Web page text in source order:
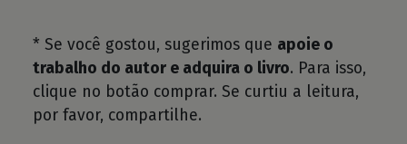
* Se você gostou, sugerimos que apoie o
trabalho do autor e adquira o livro. Para isso,
clique no botão comprar. Se curtiu a leitura,
por favor, compartilhe.